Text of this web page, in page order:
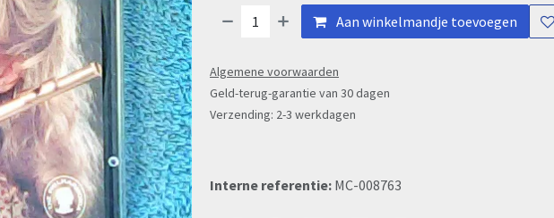
Aan winkelmandje toevoegen
Algemene voorwaarden
Geld-terug-garantie van 30 dagen
Verzending: 2-3 werkdagen
Interne referentie: MC-008763